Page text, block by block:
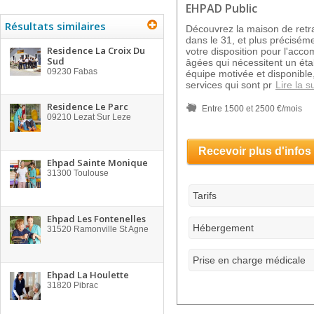
Résultats similaires
Residence La Croix Du
Sud
09230 Fabas
Residence Le Parc
09210 Lezat Sur Leze
Ehpad Sainte Monique
31300 Toulouse
Ehpad Les Fontenelles
31520 Ramonville St Agne
Ehpad La Houlette
31820 Pibrac
EHPAD Public
Découvrez la maison de
dans le 31, et plus
votre disposition pour
âgées qui nécessitent un
équipe motivée et
services qui sont pr Lire la
Entre 1500 et 2500 €/mois
Recevoir plus d'infos
Tarifs
Hébergement
Prise en charge médicale